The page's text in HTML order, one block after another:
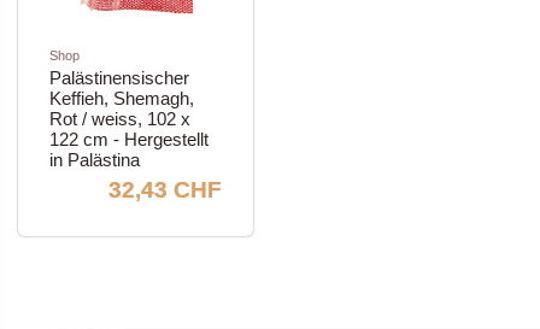
Shop
Palästinensischer
Keffieh, Shemagh,
Rot / weiss, 102 x
122 cm - Hergestellt
in Palästina
32,43 CHF